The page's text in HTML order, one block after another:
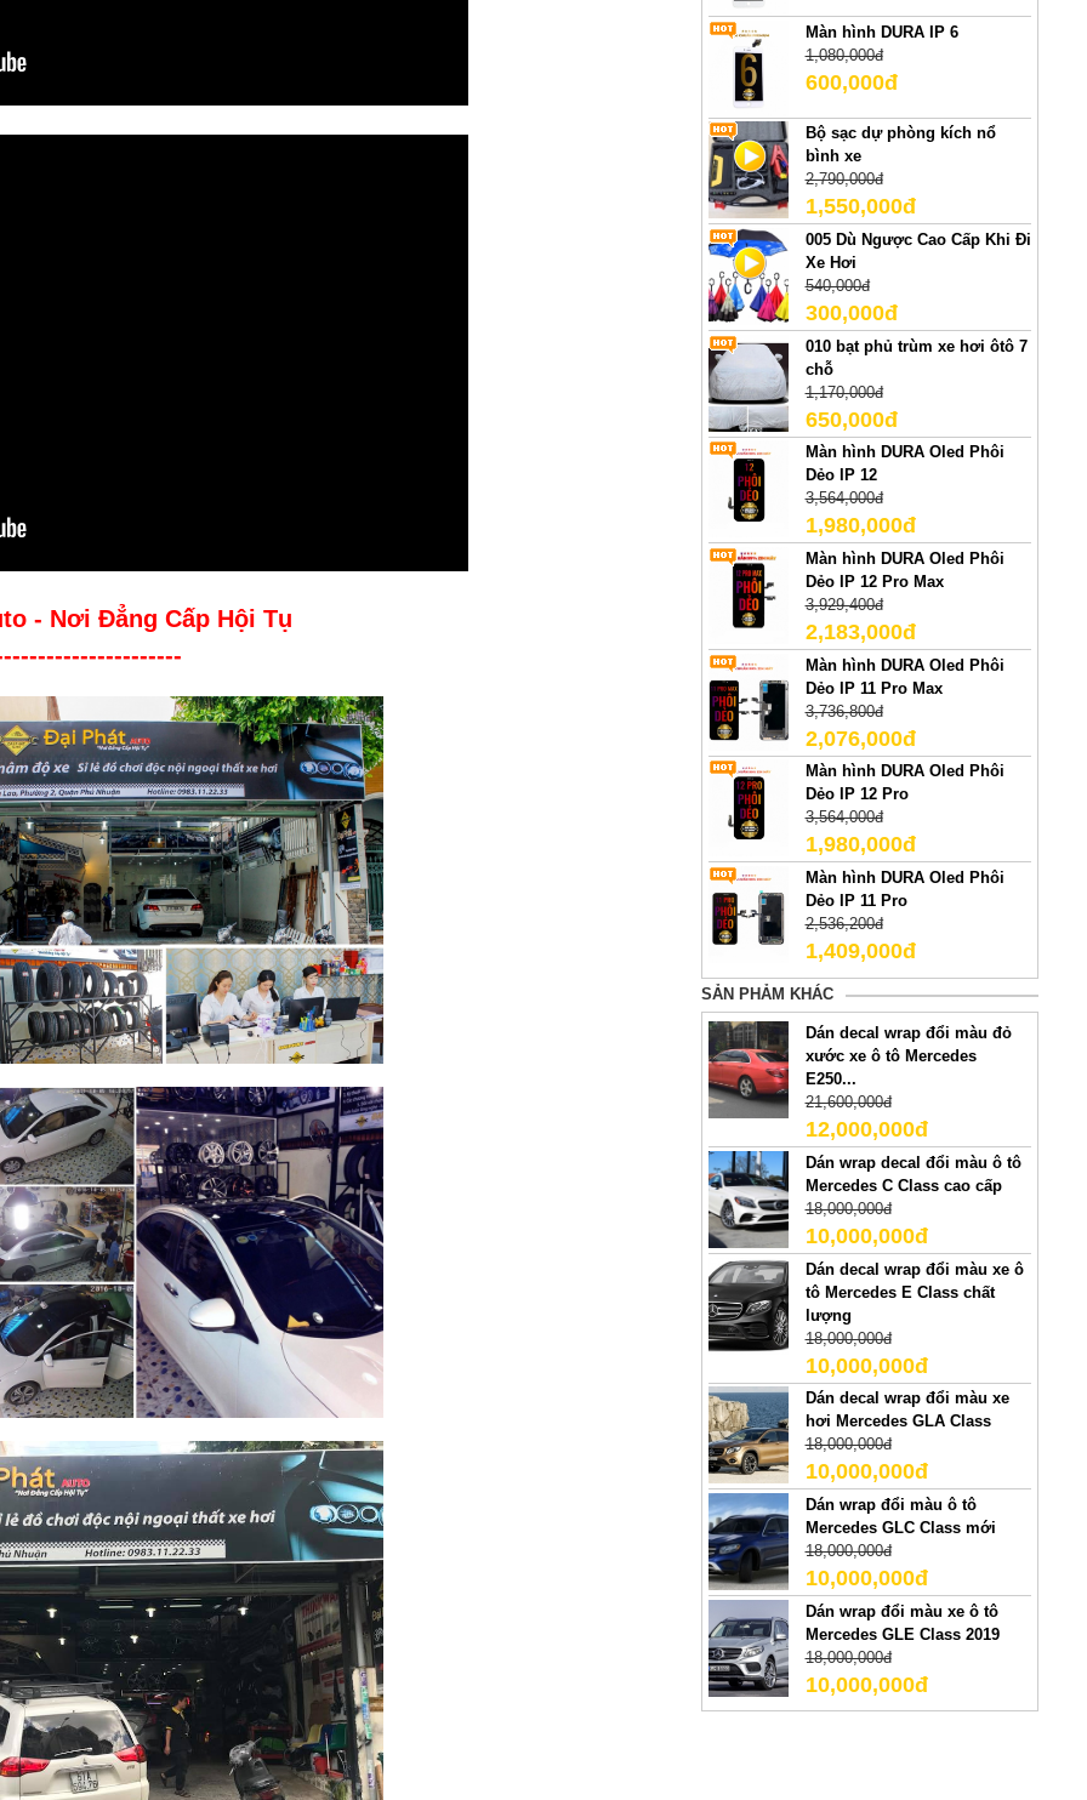
- Nơi Đẳng Cấp Hội Tụ
Màn hình DURA IP 6
1,080,000đ
600,000đ
Bộ sạc dự phòng kích nổ
bình xe
2,790,000đ
1,550,000đ
005 Dù Ngược Cao Cấp Khi Đi
Xe Hơi
540,000đ
300,000đ
010 bạt phủ trùm xe hơi ôtô 7
chỗ
1,170,000đ
650,000đ
Màn hình DURA Oled Phôi
Dẻo IP 12
3,564,000đ
1,980,000đ
Màn hình DURA Oled Phôi
Dẻo IP 12 Pro Max
3,929,400đ
2,183,000đ
Màn hình DURA Oled Phôi
Dẻo IP 11 Pro Max
3,736,800đ
2,076,000đ
Màn hình DURA Oled Phôi
Dẻo IP 12 Pro
3,564,000đ
1,980,000đ
Màn hình DURA Oled Phôi
Dẻo IP 11 Pro
2,536,200đ
1,409,000đ
SẢN PHẢM KHÁC
Dán decal wrap đổi màu đỏ
xước xe ô tô Mercedes
E250...
21,600,000đ
12,000,000đ
Dán wrap decal đổi màu ô tô
Mercedes C Class cao cấp
18,000,000đ
10,000,000đ
Dán decal wrap đổi màu xe ô
tô Mercedes E Class chất
lượng
18,000,000đ
10,000,000đ
Dán decal wrap đổi màu xe
hơi Mercedes GLA Class
18,000,000đ
10,000,000đ
Dán wrap đổi màu ô tô
Mercedes GLC Class mới
18,000,000đ
10,000,000đ
Dán wrap đổi màu xe ô tô
Mercedes GLE Class 2019
18,000,000đ
10,000,000đ